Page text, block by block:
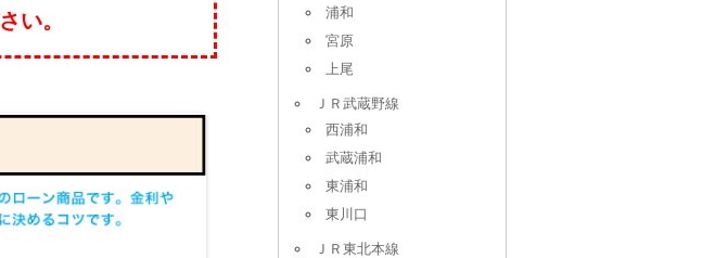
い。
浦和
宮原
上尾
ＪＲ武蔵野線
西浦和
武蔵浦和
東浦和
東川口
ＪＲ東北本線